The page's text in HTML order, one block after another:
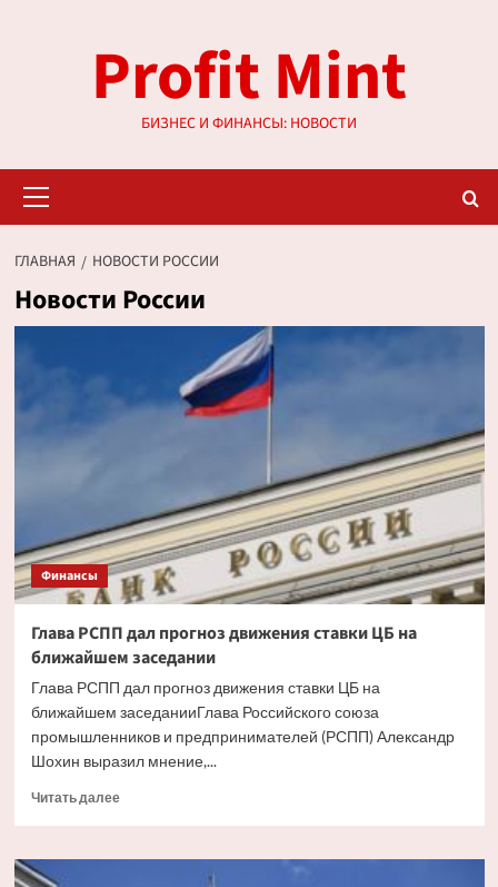
содержимомуProfit Mint
БИЗНЕС И ФИНАНСЫ: НОВОСТИ
меню
ГЛАВНАЯ НОВОСТИ РОССИИ
Новости России
Финансы
Глава РСПП дал прогноз движения ставки ЦБ на
ближайшем заседании
Глава РСПП дал прогноз движения ставки ЦБ на
ближайшем заседанииГлава Российского союза
промышленников и предпринимателей (РСПП) Александр
Шохин выразил мнение,...
Читать далееПрочитать
Глава